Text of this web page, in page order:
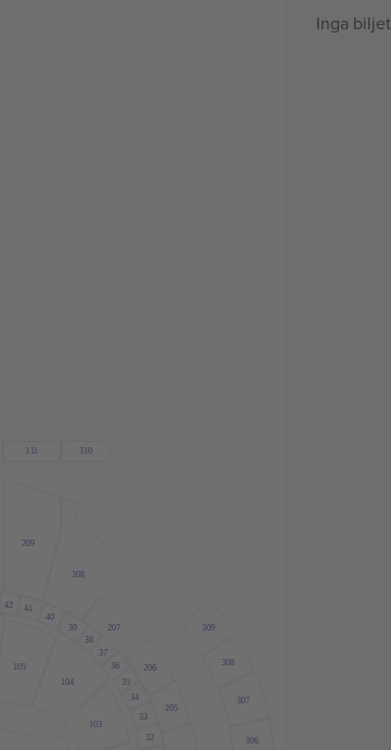
103
104
105
207
208
209
206
205
310
3
306
307
308
309
32
33
34
35
36
37
38
39
40
41
42
Inga